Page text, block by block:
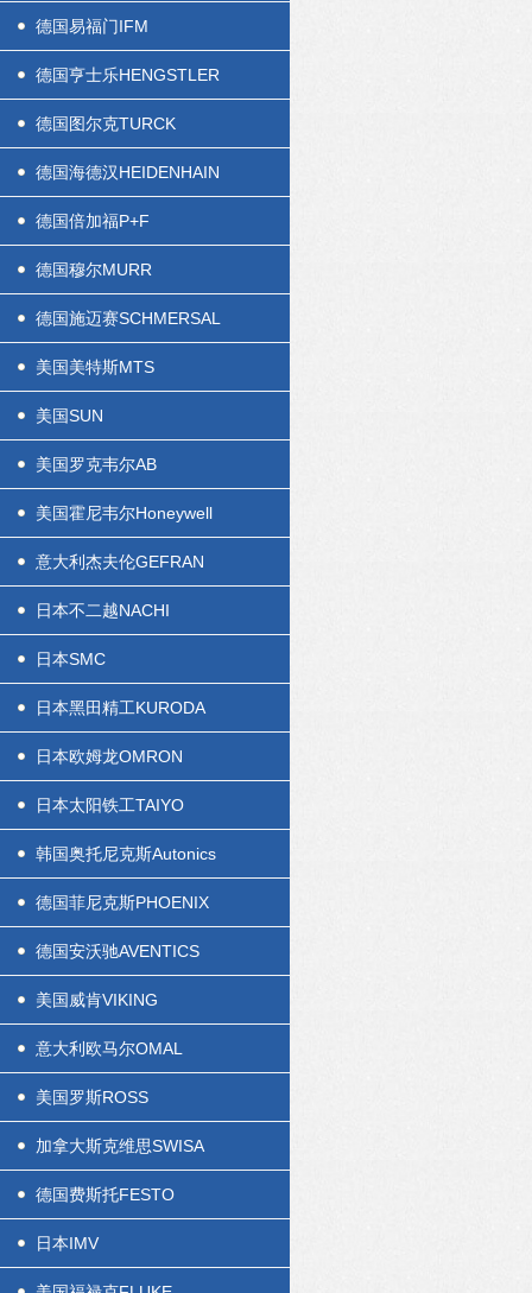
德国易福门IFM
德国亨士乐HENGSTLER
德国图尔克TURCK
德国海德汉HEIDENHAIN
德国倍加福P+F
德国穆尔MURR
德国施迈赛SCHMERSAL
美国美特斯MTS
美国SUN
美国罗克韦尔AB
美国霍尼韦尔Honeywell
意大利杰夫伦GEFRAN
日本不二越NACHI
日本SMC
日本黑田精工KURODA
日本欧姆龙OMRON
日本太阳铁工TAIYO
韩国奥托尼克斯Autonics
德国菲尼克斯PHOENIX
德国安沃驰AVENTICS
美国威肯VIKING
意大利欧马尔OMAL
美国罗斯ROSS
加拿大斯克维思SWISA
德国费斯托FESTO
日本IMV